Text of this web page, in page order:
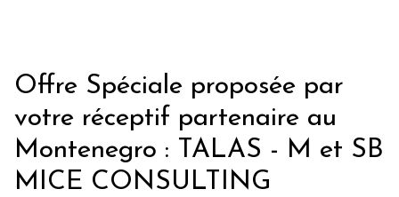
Offre Spéciale proposée par
votre réceptif partenaire au
Montenegro : TALAS - M et SB
MICE CONSULTING